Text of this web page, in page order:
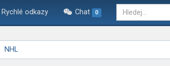
Rychlé odkazy Chat 0
NHL